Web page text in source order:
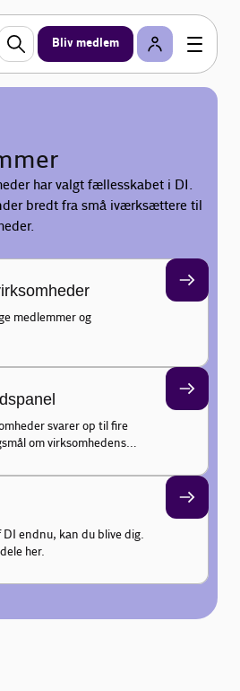
Bliv medlem
har valgt fællesskabet i DI.
bredt fra små iværksættere til
medlemmer og
svarer op til fire
om virksomhedens
og væksmuligheder
DI endnu, kan du blive dig.
her.